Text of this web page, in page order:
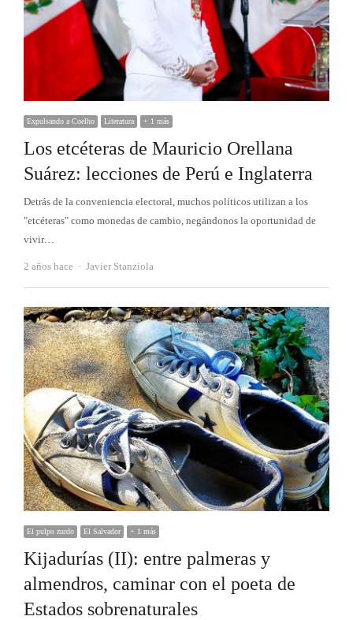
Expulsando a Coelho Literatura + 1 más
Los etcéteras de Mauricio Orellana
Suárez: lecciones de Perú e Inglaterra
Detrás de la conveniencia electoral, muchos políticos utilizan a los
"etcéteras" como monedas de cambio, negándonos la oportunidad de
vivir…
2 años hace Autor
Javier Stanziola
El pulpo zurdo El Salvador + 1 más
Kijadurías (II): entre palmeras y
almendros, caminar con el poeta de
Estados sobrenaturales